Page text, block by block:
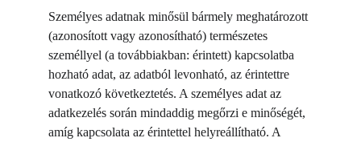
Személyes adatnak minősül bármely meghatározott
(azonosított vagy azonosítható) természetes
személlyel (a továbbiakban: érintett) kapcsolatba
hozható adat, az adatból levonható, az érintettre
vonatkozó következtetés. A személyes adat az
adatkezelés során mindaddig megőrzi e minőségét,
amíg kapcsolata az érintettel helyreállítható. A